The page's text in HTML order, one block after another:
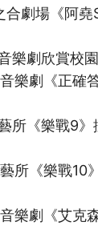
合劇場《阿
樂劇欣賞校
樂劇《正確
所《樂戰9》
所《樂戰10
樂劇《艾克